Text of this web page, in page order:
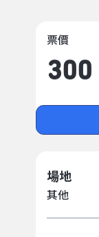
票價
300
場地
其他